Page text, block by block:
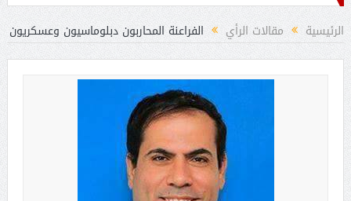
الرئيسية مقالات الرأي الفراعنة المحاربون دبلوماسيون وعسكريون